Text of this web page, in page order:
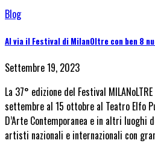
Blog
Al via il Festival di MilanOltre con ben 8
Settembre 19, 2023
La 37° edizione del Festival
settembre al 15 ottobre al Teatro Elfo
D’Arte Contemporanea e in altri luoghi
artisti nazionali e internazionali con